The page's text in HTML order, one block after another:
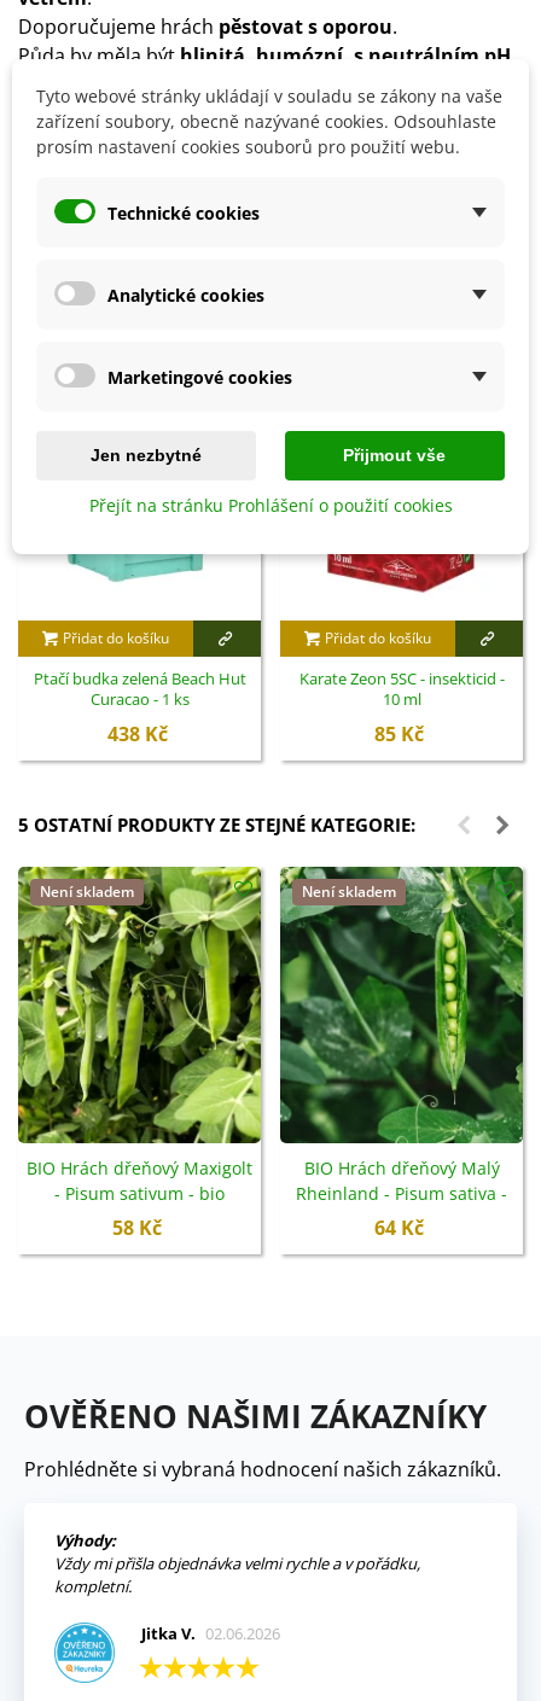
Doporučujeme hrách pěstovats oporou.
Půda by měla být hlinitá, humózní, s neutrálním pH
Rostlina vyžaduje pravidelnou zálivku
Hrách se sklízí postupně podle požadovaného stupně
zralosti.
Detaily produktu
SOUVISEJÍCÍ PRODUKTY
Přidat do košíku
Ptačí budka zelená Beach Hut
Curacao - 1 ks
438 Kč
Přidat do košíku
Karate Zeon 5SC - insekticid -
10 ml
85 Kč
5 OSTATNÍ PRODUKTY ZE STEJNÉ KATEGORIE:
Není skladem
BIO Hrách dřeňový Maxigolt
- Pisum sativum - bio
semena - 35 ks
58 Kč
Není skladem
BIO Hrách dřeňový Malý
Rheinland - Pisum sativa -
bio semena - 45 ks
64 Kč
OVĚŘENO NAŠIMI ZÁKAZNÍKY
Prohlédněte si vybraná hodnocení našich zákazníků.
Výhody:
Vždy mi přišla objednávka velmi rychle a v pořádku,
kompletní.
Jitka V. 02.06.2026
Tyto webové stránky ukládají v souladu se zákony na vaše
zařízení soubory, obecně nazývané cookies. Odsouhlaste
prosím nastavení cookies souborů pro použití webu.
Technické cookies
Analytické cookies
Marketingové cookies
Jen nezbytné Přijmout vše
Přejít na stránku Prohlášení o použití cookies